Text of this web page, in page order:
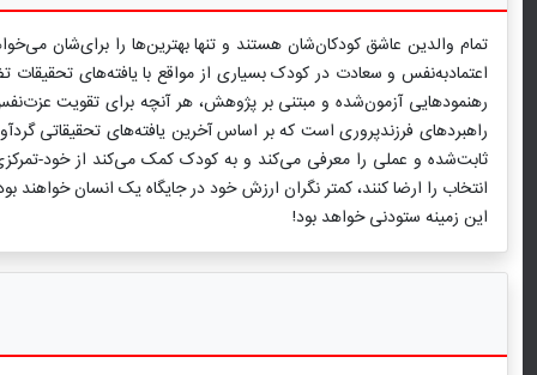
تمام والدین عاشق کودکان‌شان هستند و تنها بهترین‌ها را برای‌شان
اعتمادبه‌نفس و سعادت در کودک بسیاری از مواقع با یافته‌های
رهنمودهایی آزمون‌‌شده و مبتنی بر پژوهش، هر آنچه برای تقویت
راهبردهای فرزندپروری است که بر اساس آخرین یافته‌های تحقیقاتی
ثابت‌شده و عملی را معرفی می‌کند و به کودک کمک می‌کند از خود-تمرکزی
انتخاب را ارضا کنند، کمتر نگران ارزش خود در جایگاه یک انسان
این زمینه ستودنی خواهد بود!